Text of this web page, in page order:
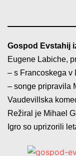
Gospod Evstahij
Eugene Labiche,
– s Francoskega v
– songe pripravila
Vaudevillska
Režiral je Mihael
Igro so uprizorili